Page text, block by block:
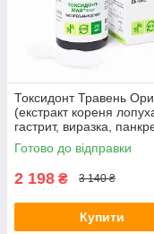
Токсидонт Травень
(екстракт кореня
гастрит, виразка,
алергія, подагра,
рани)
Готово до відправки
2 198 ₴ 3 140 ₴
Купити